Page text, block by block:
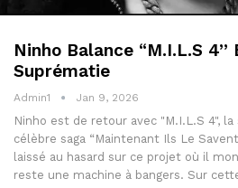
Ninho Balance “M.I.L.S 4”
Suprématie
Admin1 Jan 9, 2026
Ninho est de retour avec "M.I.L.S 4",
célèbre saga “Maintenant Ils Le
laissé au hasard sur ce projet où il
reste une machine à bangers. Sur